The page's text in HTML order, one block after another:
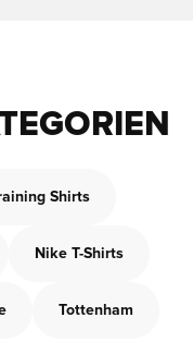
Shirts
Nike T-Shirts
Tottenham